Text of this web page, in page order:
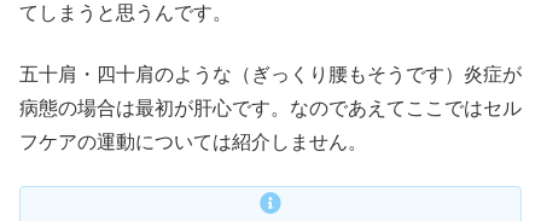
てしまうと思うんです。
五十肩・四十肩のような（ぎっくり腰もそうです）炎症が
病態の場合は最初が肝心です。なのであえてここではセル
フケアの運動については紹介しません。